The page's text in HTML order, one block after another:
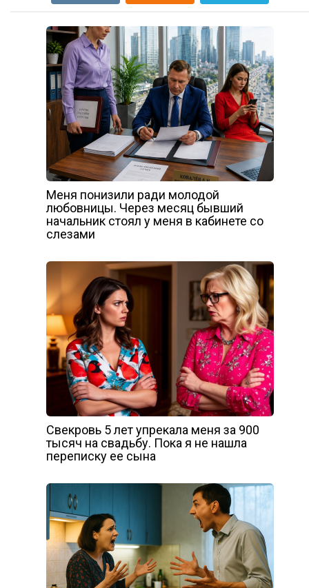
Меня понизили ради молодой
любовницы. Через месяц бывший
начальник стоял у меня в кабинете со
слезами
Свекровь 5 лет упрекала меня за 900
тысяч на свадьбу. Пока я не нашла
переписку ее сына